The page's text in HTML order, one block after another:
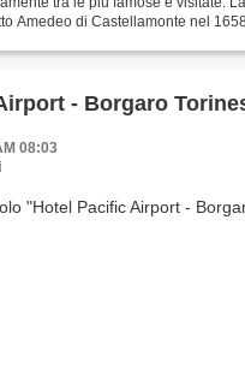
Amedeo di Castellamonte nel
- Borgaro
08:03